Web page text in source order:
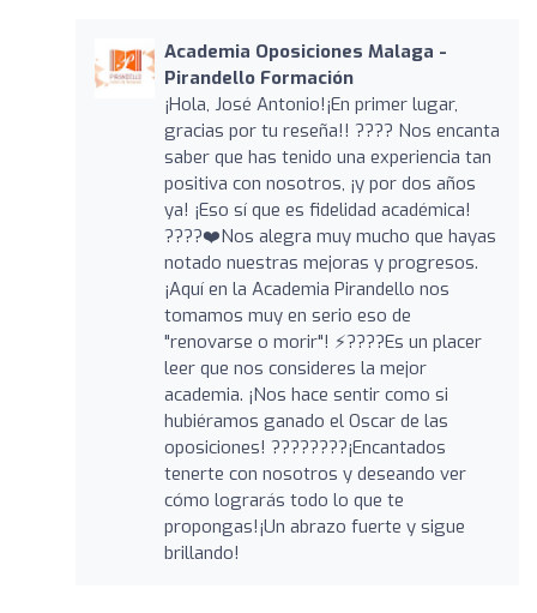
Academia Oposiciones Malaga -
Pirandello Formación
¡Hola, José Antonio!¡En primer lugar,
gracias por tu reseña!! ???? Nos encanta
saber que has tenido una experiencia tan
positiva con nosotros, ¡y por dos años
ya! ¡Eso sí que es fidelidad académica!
????❤️Nos alegra muy mucho que hayas
notado nuestras mejoras y progresos.
¡Aquí en la Academia Pirandello nos
tomamos muy en serio eso de
"renovarse o morir"! ⚡????Es un placer
leer que nos consideres la mejor
academia. ¡Nos hace sentir como si
hubiéramos ganado el Oscar de las
oposiciones! ????????¡Encantados
tenerte con nosotros y deseando ver
cómo lograrás todo lo que te
propongas!¡Un abrazo fuerte y sigue
brillando!